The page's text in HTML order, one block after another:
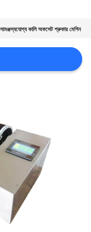
সামঞ্জস্যযোগ্য কালি অফসেট প্রুফার মেশিন